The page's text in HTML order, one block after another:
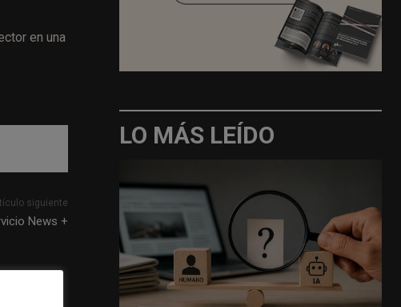
en una
siguiente
News +
LO MÁS LEÍDO